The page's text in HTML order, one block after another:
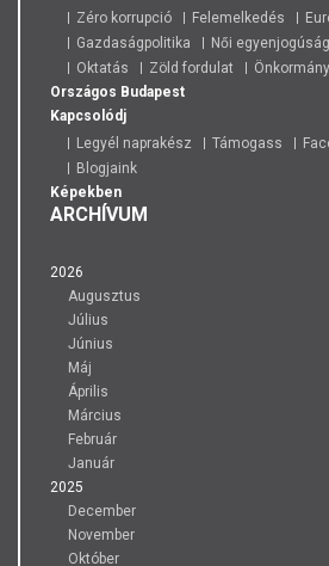
Zéro korrupció
Felemelkedés
Gazdaságpolitika
Női egyenjogúság
Oktatás
Zöld fordulat
Országos Budapest
Kapcsolódj
Legyél naprakész
Támogass
Blogjaink
Képekben
ARCHÍVUM
2026
Augusztus
Július
Június
Máj
Április
Március
Február
Január
2025
December
November
Október